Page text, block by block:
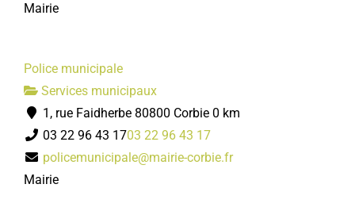
Mairie
Police municipale
Services municipaux
1, rue Faidherbe 80800 Corbie 0 km
03 22 96 43 1703 22 96 43 17
policemunicipale@mairie-corbie.fr
Mairie